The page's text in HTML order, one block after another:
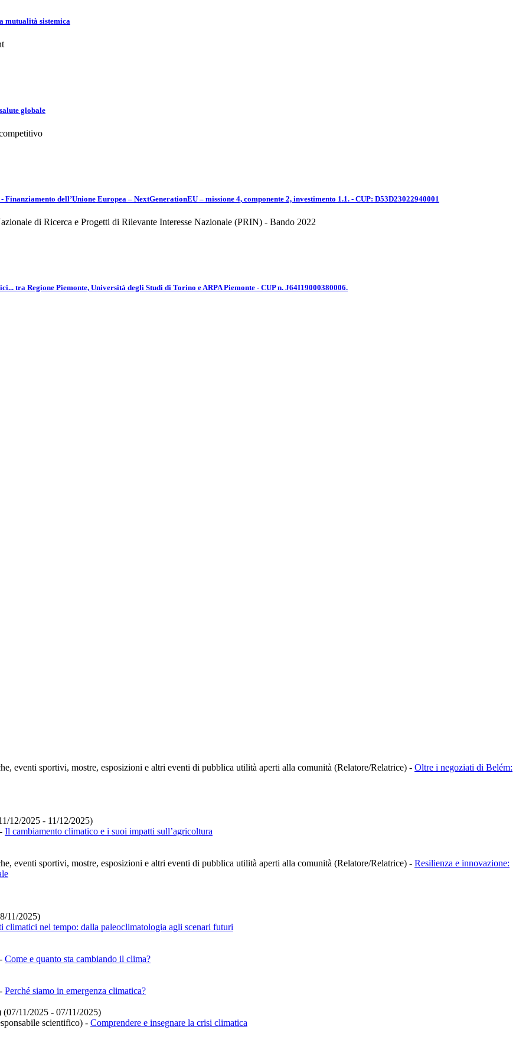
mutualità sistemica
globale
dell’Unione Europea – NextGenerationEU – missione 4, componente 2, investimento 1.1. - CUP: D53D23022940001
di Ricerca e Progetti di Rilevante Interesse Nazionale (PRIN) - Bando 2022
tra Regione Piemonte, Università degli Studi di Torino e ARPA Piemonte - CUP n. J64I19000380006.
eventi sportivi, mostre, esposizioni e altri eventi di pubblica utilità aperti alla comunità (Relatore/Relatrice) - Oltre i negoziati di Belém:
12/2025 - 11/12/2025)
- Il cambiamento climatico e i suoi impatti sull’agricoltura
eventi sportivi, mostre, esposizioni e altri eventi di pubblica utilità aperti alla comunità (Relatore/Relatrice) - Resilienza e innovazione:
11/2025)
climatici nel tempo: dalla paleoclimatologia agli scenari futuri
- Come e quanto sta cambiando il clima?
- Perché siamo in emergenza climatica?
11/2025 - 07/11/2025)
scientifico) - Comprendere e insegnare la crisi climatica